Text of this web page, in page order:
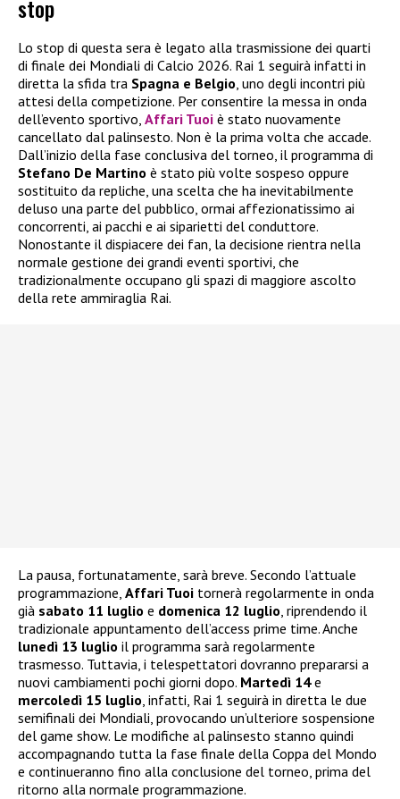
stop
Lo stop di questa sera è legato alla trasmissione dei quarti
di finale dei Mondiali di Calcio 2026. Rai 1 seguirà infatti in
diretta la sfida tra Spagna e Belgio , uno degli incontri più
attesi della competizione. Per consentire la messa in onda
dell’evento sportivo, Affari Tuoi è stato nuovamente
cancellato dal palinsesto. Non è la prima volta che accade.
Dall’inizio della fase conclusiva del torneo, il programma di
Stefano De Martino è stato più volte sospeso oppure
sostituito da repliche, una scelta che ha inevitabilmente
deluso una parte del pubblico, ormai affezionatissimo ai
concorrenti, ai pacchi e ai siparietti del conduttore.
Nonostante il dispiacere dei fan, la decisione rientra nella
normale gestione dei grandi eventi sportivi, che
tradizionalmente occupano gli spazi di maggiore ascolto
della rete ammiraglia Rai.
La pausa, fortunatamente, sarà breve. Secondo l’attuale
programmazione, Affari Tuoi tornerà regolarmente in onda
già sabato 11 luglio e domenica 12 luglio , riprendendo il
tradizionale appuntamento dell’access prime time. Anche
lunedì 13 luglio il programma sarà regolarmente
trasmesso. Tuttavia, i telespettatori dovranno prepararsi a
nuovi cambiamenti pochi giorni dopo. Martedì 14e
mercoledì 15 luglio , infatti, Rai 1 seguirà in diretta le due
semifinali dei Mondiali, provocando un’ulteriore sospensione
del game show. Le modifiche al palinsesto stanno quindi
accompagnando tutta la fase finale della Coppa del Mondo
e continueranno fino alla conclusione del torneo, prima del
ritorno alla normale programmazione.